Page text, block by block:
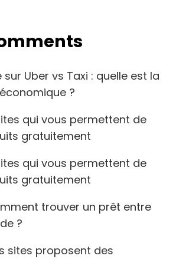
sur Uber vs Taxi : quelle est la
?
qui vous permettent de
gratuitement
qui vous permettent de
gratuitement
trouver un prêt entre
?
sites proposent des